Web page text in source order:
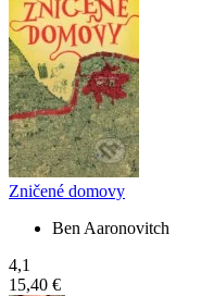
Zničené domovy
Ben Aaronovitch
4,1
15,40 €